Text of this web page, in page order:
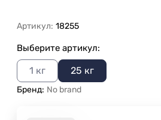
Артикул: 18255
Выберите артикул:
1 кг 25 кг
Бренд: No brand